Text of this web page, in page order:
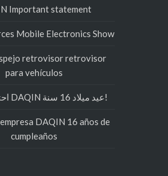
Important statement
Mobile Electronics Show
retrovisor retrovisor
para vehículos
احتفال شركة DAQIN عيد ميلاد 16 سنة!
DAQIN 16 años de
cumpleaños